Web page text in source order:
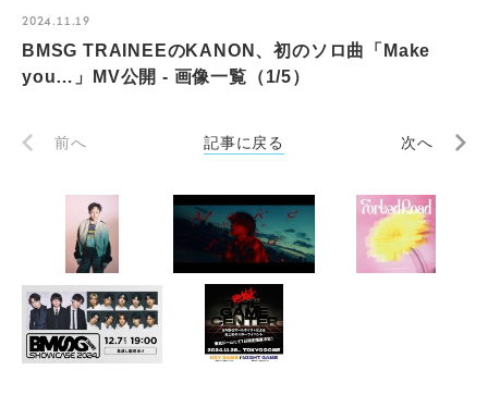
2024.11.19
BMSG TRAINEEのKANON、初のソロ曲「Make
you…」MV公開 - 画像一覧（1/5）
前へ 記事に戻る 次へ